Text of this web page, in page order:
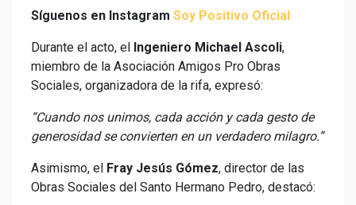
Síguenos en Instagram Soy Positivo Oficial
Durante el acto, el Ingeniero Michael Ascoli,
miembro de la Asociación Amigos Pro Obras
Sociales, organizadora de la rifa, expresó:
“Cuando nos unimos, cada acción y cada gesto de
generosidad se convierten en un verdadero milagro.”
Asimismo, el Fray Jesús Gómez, director de las
Obras Sociales del Santo Hermano Pedro, destacó: